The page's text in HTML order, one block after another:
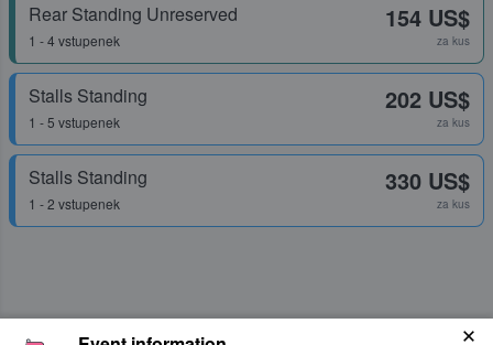
Rear Standing Unreserved
1 - 4 vstupenek
154 US$
za kus
Stalls Standing
1 - 5 vstupenek
202 US$
za kus
Stalls Standing
1 - 2 vstupenek
330 US$
za kus